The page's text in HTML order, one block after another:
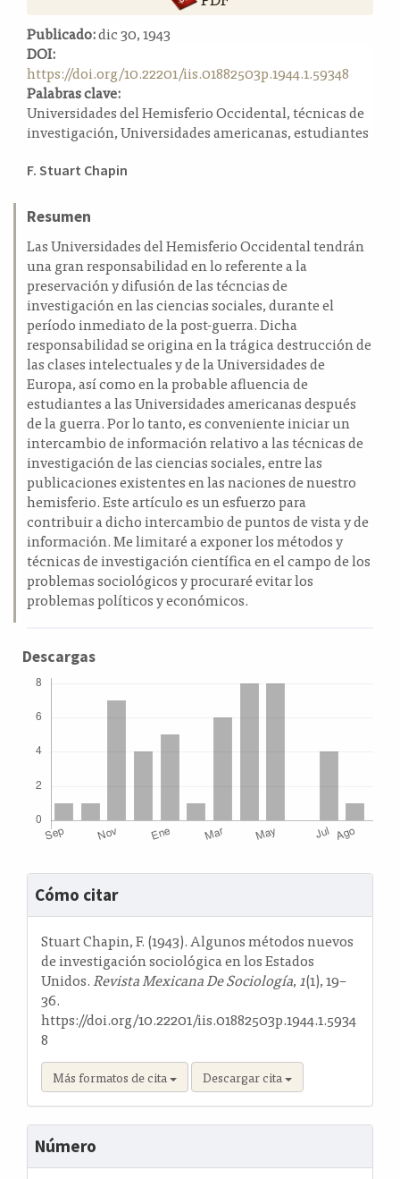
l
a
t
e
r
a
Publicado:dic 30, 1943
DOI:
https://doi.org/10.22201/iis.01882503p.1944.1.59348
Palabras clave:
Universidades del Hemisferio Occidental, técnicas de
investigación, Universidades americanas, estudiantes
Contenido
del
artículo
F. Stuart Chapin
Resumen
Las Universidades del Hemisferio Occidental tendrán
una gran responsabilidad en lo referente a la
preservación y difusión de las técncias de
investigación en las ciencias sociales, durante el
período inmediato de la post-guerra. Dicha
responsabilidad se origina en la trágica destrucción de
las clases intelectuales y de la Universidades de
Europa, así como en la probable afluencia de
estudiantes a las Universidades americanas después
de la guerra. Por lo tanto, es conveniente iniciar un
intercambio de información relativo a las técnicas de
investigación de las ciencias sociales, entre las
publicaciones existentes en las naciones de nuestro
hemisferio. Este artículo es un esfuerzo para
contribuir a dicho intercambio de puntos de vista y de
información. Me limitaré a exponer los métodos y
técnicas de investigación científica en el campo de los
problemas sociológicos y procuraré evitar los
problemas políticos y económicos.
Descargas
Detalles
del
artículo
Cómo citar
Stuart Chapin, F. (1943). Algunos métodos nuevos
de investigación sociológica en los Estados
Unidos.Revista Mexicana De Sociología,1(1), 19–
36.
https://doi.org/10.22201/iis.01882503p.1944.1.5934
8
Más formatos de cita Descargar cita
Número